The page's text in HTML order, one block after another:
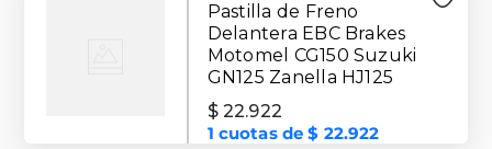
Pastilla de Freno
Delantera EBC Brakes
Motomel CG150 Suzuki
GN125 Zanella HJ125
$ 22.922
1 cuotas de$ 22.922